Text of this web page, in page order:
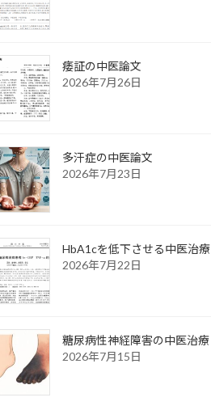
痿証の中医論文
2026年7月26日
多汗症の中医論文
2026年7月23日
HbA1cを低下させる中医治療
2026年7月22日
糖尿病性神経障害の中医治療
2026年7月15日